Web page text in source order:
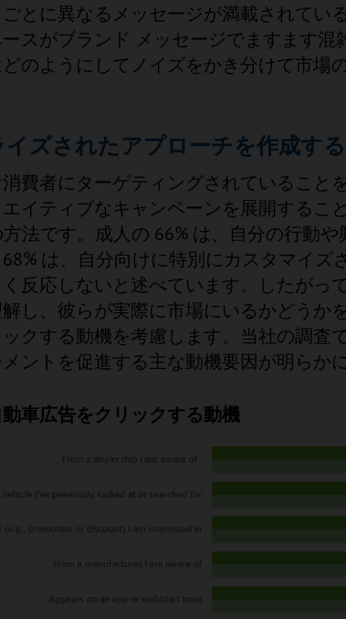
とに異なるメッセージが満載されてい
スがブランド メッセージでますます混
のようにしてノイズをかき分けて市場
ズされたアプローチを作成する
費者にターゲティングされていること
イティブなキャンペーンを展開するこ
法です。成人の 66% は、自分の行動
は、自分向けに特別にカスタマイズ
反応しないと述べています。したがっ
し、彼らが実際に市場にいるかどうか
クする動機を考慮します。当社の調査
ントを促進する主な動機要因が明らか
車広告をクリックする動機